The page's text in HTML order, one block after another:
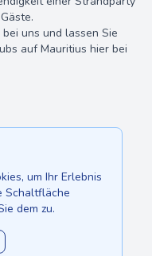
uns und lassen Sie
auf Mauritius hier bei
um Ihr Erlebnis
Schaltfläche
dem zu.